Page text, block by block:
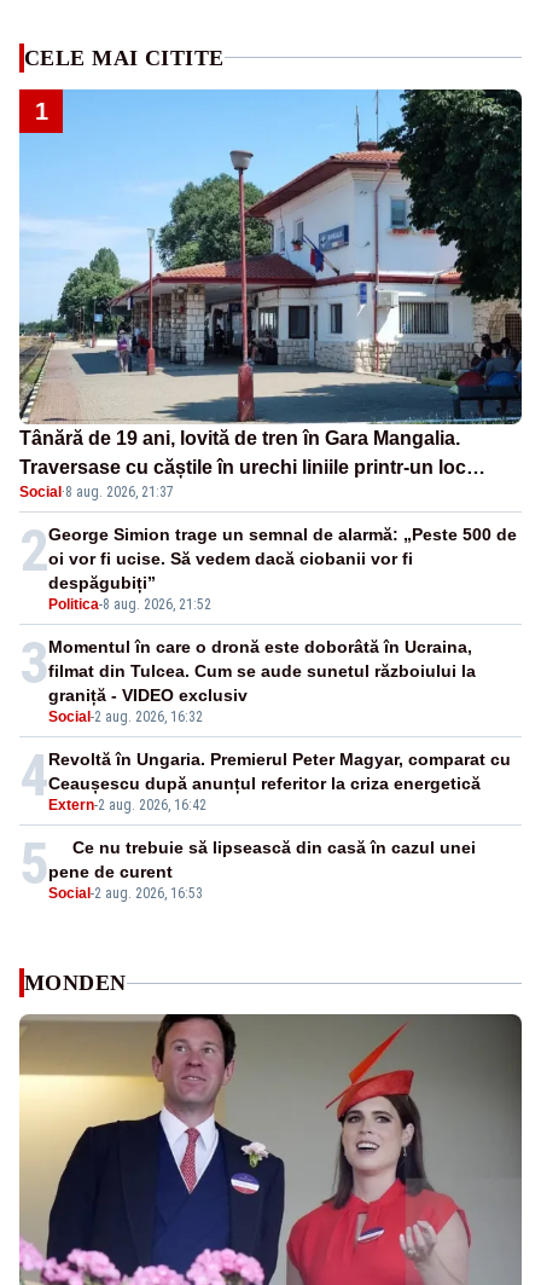
CELE MAI CITITE
1
Tânără de 19 ani, lovită de tren în Gara Mangalia.
Traversase cu căștile în urechi liniile printr-un loc
nepermis
Social ·8 aug. 2026, 21:37
2
Politica-8 aug. 2026, 21:52
George Simion trage un semnal de alarmă: „Peste 500 de
oi vor fi ucise. Să vedem dacă ciobanii vor fi
despăgubiți”
3
Social -2 aug. 2026, 16:32
Momentul în care o dronă este doborâtă în Ucraina,
filmat din Tulcea. Cum se aude sunetul războiului la
graniță - VIDEO exclusiv
4 Extern-2 aug. 2026, 16:42
Revoltă în Ungaria. Premierul Peter Magyar, comparat cu
Ceaușescu după anunțul referitor la criza energetică
5Social -2 aug. 2026, 16:53
Ce nu trebuie să lipsească din casă în cazul unei
pene de curent
MONDEN